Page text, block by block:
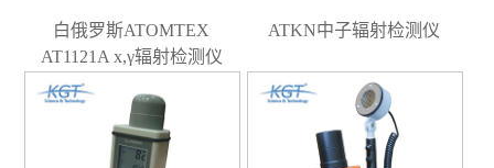
白俄罗斯ATOMTEX
AT1121A x,γ辐射检测仪
ATKN中子辐射检测仪